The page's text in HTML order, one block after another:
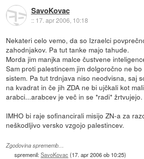
SavoKovac
:: 17. apr 2006, 10:18
Nekateri celo vemo, da so Izraelci
zahodnjakov. Pa tut tanke majo tahude.
Morda jim manjka malce čustvene
Sam proti palestincem jim dolgoročno ne
sistem. Pa tut trdnjava niso neodvisna, saj
na kvadrat in če jih ZDA ne bi ujčkali kot
arabci...arabcev je več in se *radi* žrtvujejo.
IMHO bi raje sofinancirali misijo ZN-a za
neškodljivo versko vzgojo palestincev.
Zgodovina sprememb…
spremenil:SavoKovac (17. apr 2006 ob 10:25)